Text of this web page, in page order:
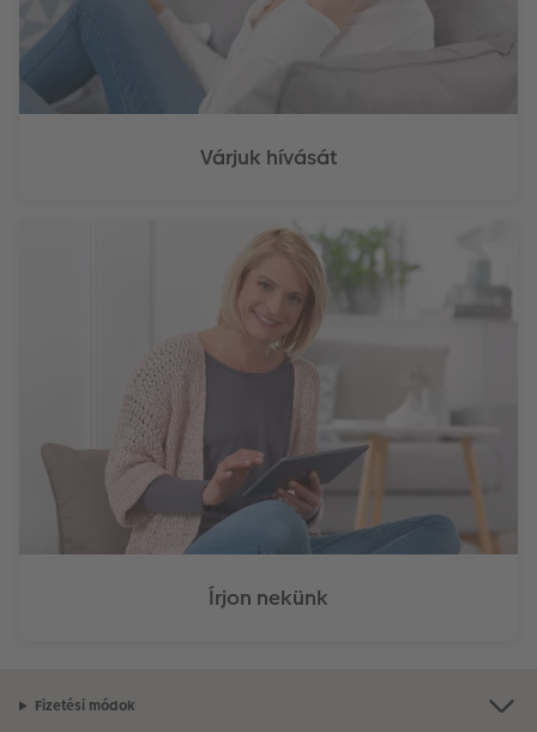
Várjuk hívását
Írjon nekünk
Fizetési módok